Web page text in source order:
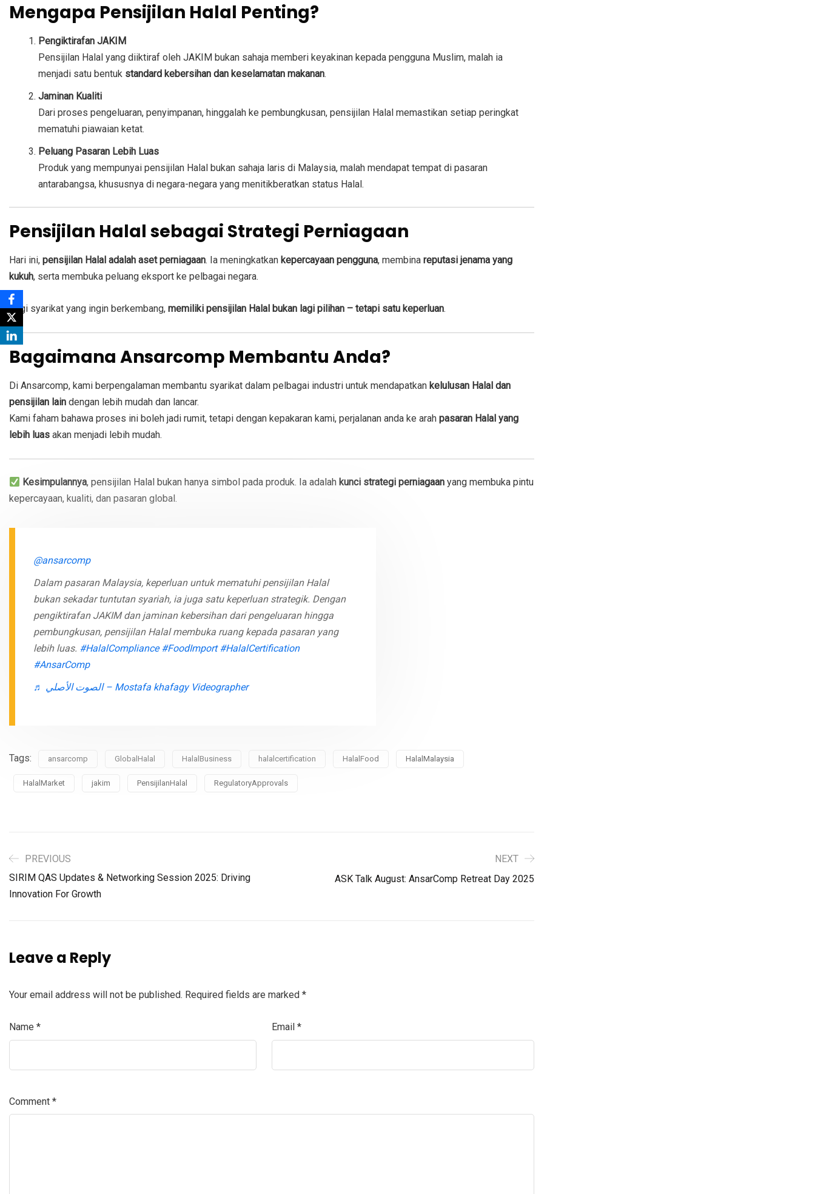
Mengapa Pensijilan Halal Penting?
Pengiktirafan JAKIM
Pensijilan Halal yang diiktiraf oleh JAKIM bukan sahaja memberi keyakinan kepada pengguna Muslim, malah ia
menjadi satu bentuk standard kebersihan dan keselamatan makanan.
Jaminan Kualiti
Dari proses pengeluaran, penyimpanan, hinggalah ke pembungkusan, pensijilan Halal memastikan setiap peringkat
mematuhi piawaian ketat.
Peluang Pasaran Lebih Luas
Produk yang mempunyai pensijilan Halal bukan sahaja laris di Malaysia, malah mendapat tempat di pasaran
antarabangsa, khususnya di negara-negara yang menitikberatkan status Halal.
Pensijilan Halal sebagai Strategi Perniagaan
Hari ini, pensijilan Halal adalah aset perniagaan. Ia meningkatkan kepercayaan pengguna, membina reputasi jenama yang
kukuh, serta membuka peluang eksport ke pelbagai negara.
Bagi syarikat yang ingin berkembang, memiliki pensijilan Halal bukan lagi pilihan – tetapi satu keperluan.
Bagaimana Ansarcomp Membantu Anda?
Di Ansarcomp, kami berpengalaman membantu syarikat dalam pelbagai industri untuk mendapatkan kelulusan Halal dan
pensijilan lain dengan lebih mudah dan lancar.
Kami faham bahawa proses ini boleh jadi rumit, tetapi dengan kepakaran kami, perjalanan anda ke arah pasaran Halal yang
lebih luas akan menjadi lebih mudah.
Kesimpulannya, pensijilan Halal bukan hanya simbol pada produk. Ia adalah kunci strategi perniagaan yang membuka pintu
kepercayaan, kualiti, dan pasaran global.
@ansarcomp
Dalam pasaran Malaysia, keperluan untuk mematuhi pensijilan Halal
bukan sekadar tuntutan syariah, ia juga satu keperluan strategik. Dengan
pengiktirafan JAKIM dan jaminan kebersihan dari pengeluaran hingga
pembungkusan, pensijilan Halal membuka ruang kepada pasaran yang
lebih luas. #HalalCompliance #FoodImport #HalalCertification
#AnsarComp
♬ الصوت الأصلي – Mostafa khafagy Videographer
Tags: ansarcomp GlobalHalal HalalBusiness halalcertification HalalFood HalalMalaysia
HalalMarket jakim PensijilanHalal RegulatoryApprovals
PREVIOUS
SIRIM QAS Updates & Networking Session 2025: Driving
Innovation For Growth
NEXT
ASK Talk August: AnsarComp Retreat Day 2025
Leave a Reply
Your email address will not be published. Required fields are marked *
Name * Email *
Comment *